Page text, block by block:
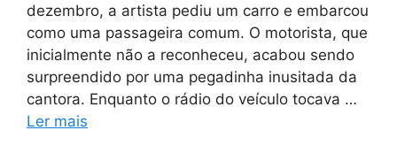
dezembro, a artista pediu um carro e embarcou
como uma passageira comum. O motorista, que
inicialmente não a reconheceu, acabou sendo
surpreendido por uma pegadinha inusitada da
cantora. Enquanto o rádio do veículo tocava …
Ler mais